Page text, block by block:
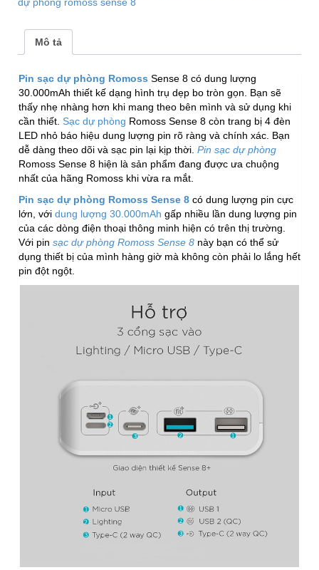
Mô tả
Pin sạc dự phòng Romoss Sense 8 có dung lượng
30.000mAh thiết kế dạng hình trụ dẹp bo tròn gọn. Bạn sẽ
thấy nhẹ nhàng hơn khi mang theo bên mình và sử dụng khi
cần thiết. Sạc dự phòng Romoss Sense 8 còn trang bị 4 đèn
LED nhỏ báo hiệu dung lượng pin rõ ràng và chính xác. Bạn
dễ dàng theo dõi và sạc pin lại kịp thời. Pin sạc dự phòng
Romoss Sense 8 hiện là sản phẩm đang được ưa chuộng
nhất của hãng Romoss khi vừa ra mắt.
Pin sạc dự phòng Romoss Sense 8 có dung lượng pin cực
lớn, với dung lượng 30.000mAh gấp nhiều lần dung lượng pin
của các dòng điện thoại thông minh hiện có trên thị trường.
Với pin sạc dự phòng Romoss Sense 8 này bạn có thể sử
dụng thiết bị của mình hàng giờ mà không còn phải lo lắng hết
pin đột ngột.